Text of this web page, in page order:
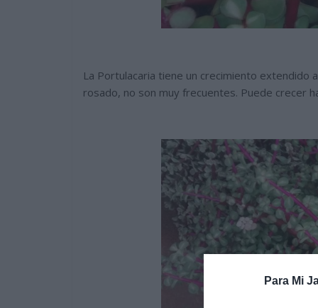
Para Mi
La Portulacaria tiene un crecimiento extendido
rosado, no son muy frecuentes. Puede crecer